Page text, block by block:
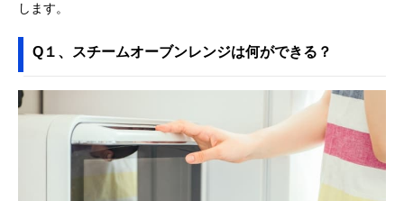
します。
Q１、スチームオーブンレンジは何ができる？